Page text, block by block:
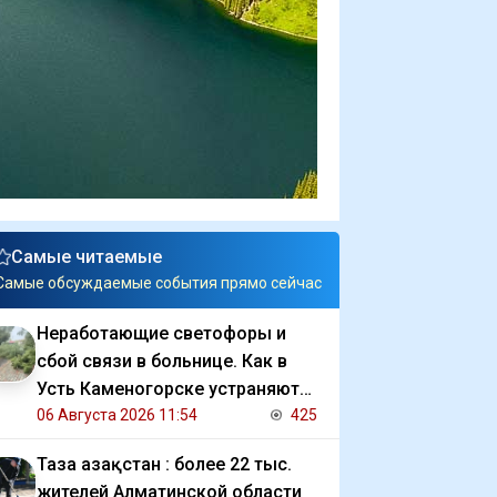
Самые читаемые
обсуждаемые события прямо сейчас
Неработающие светофоры и
сбой связи в больнице. Как в
Усть Каменогорске устраняют
последствия ливня
06 Августа 2026 11:54 425
Таза Қазақстан : более 22 тыс.
жителей Алматинской области